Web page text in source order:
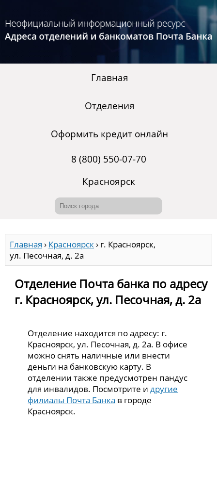
Главная
Отделения
Оформить кредит онлайн
8 (800) 550-07-70
Красноярск
Главная › Красноярск› г. Красноярск,
ул. Песочная, д. 2а
Отделение Почта банка по адресу
г. Красноярск, ул. Песочная, д. 2а
Отделение находится по адресу: г.
Красноярск, ул. Песочная, д. 2а. В офисе
можно снять наличные или внести
деньги на банковскую карту. В
отделении также предусмотрен пандус
для инвалидов. Посмотрите идругие
филиалы Почта Банка в городе
Красноярск.